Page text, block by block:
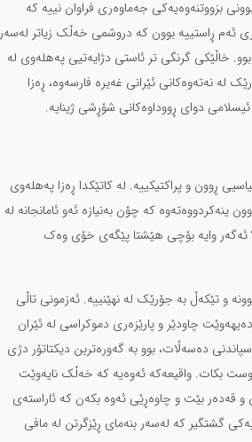
بزووتنەوەیەکی جەماوەری فراوان نییە کە
ئەم ڕاستییە بوون کە دروشمی خەڵک زیاتر لەسەر
خاڵێکی گرنگی تر ئاستی دژایەتیی پەهلەوی لە
لە نەتەوەکانی ئێرانی غەیرە فارسەوە، ڕەزا
دوای ڕووداوەکانی شۆڕشی ژینایە.
ڕوون و پراکتیکییە. لە کاتێکدا ڕەزا پەهلەوی
ینەکردووەتەوە کە چۆن بەنیازە ئەو ئامانجانە لە
ئەگەر وایە بۆچی هێشتا پێگەی خۆی وەک
و تێکەڵ بە جۆرێک لە نهێنییە. ئەزمونی تاڵی
چاودێر و پارێزەری دموکراسی لە ئێران
دەسەڵات، بوو بە گەورەترین دیکتاتۆر دژی
بکات. واقیعەکە ئەوەیە کە خەڵک نایەوێت
قەدەر بێت و چاوەڕێی ئەوە بکەن کە ئاراستەی
گشتگیر کە لەسەر بنەمای ڕێزگرتن لە مافی